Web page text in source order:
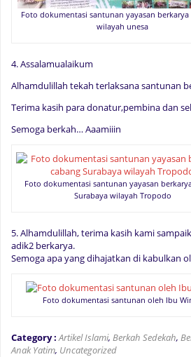
Foto dokumentasi santunan yayasan berkarya
wilayah unesa
4. Assalamualaikum
Alhamdulillah tekah terlaksana santunan
Terima kasih para donatur,pembina dan
Semoga berkah… Aaamiiin
Foto dokumentasi santunan yayasan
Surabaya wilayah Tropodo
5. Alhamdulillah, terima kasih kami
adik2 berkarya.
Semoga apa yang dihajatkan di kabulkan
Foto dokumentasi santunan oleh Ibu
Category : Artikel Islami, Berkah Sedekah,
Anak Yatim, Uncategorized